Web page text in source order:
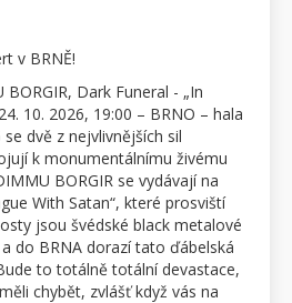
v BRNĚ!
Dark Funeral - „In
10. 2026, 19:00 – BRNO – hala
dvě z nejvlivnějších sil
k monumentálnímu živému
BORGIR se vydávají na
With Satan“, které prosviští
jsou švédské black metalové
a do BRNA dorazí tato ďábelská
to totálně totální devastace,
chybět, zvlášť když vás na